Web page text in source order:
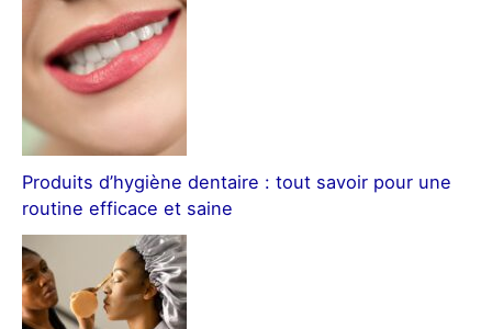
Produits d’hygiène dentaire : tout savoir pour une
routine efficace et saine